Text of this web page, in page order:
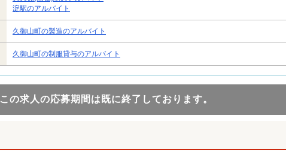
淀駅のアルバイト
久御山町の製造のアルバイト
久御山町の制服貸与のアルバイト
この求人の応募期間は既に終了しております。